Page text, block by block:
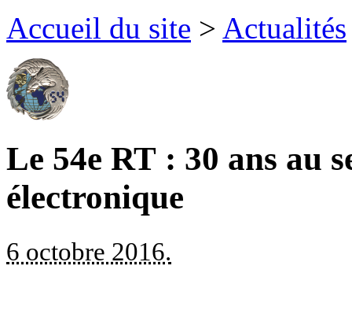
Accueil du site > Actualités
Le 54e RT : 30 ans au
électronique
6 octobre 2016.